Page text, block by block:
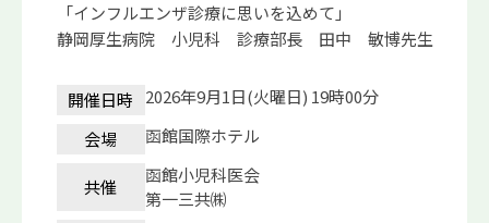
「インフルエンザ診療に思いを込めて」
静岡厚生病院 小児科 診療部長 田中 敏博先生
開催日時
2026年9月1日(火曜日) 19時00分
会場
函館国際ホテル
共催
函館小児科医会
第一三共㈱